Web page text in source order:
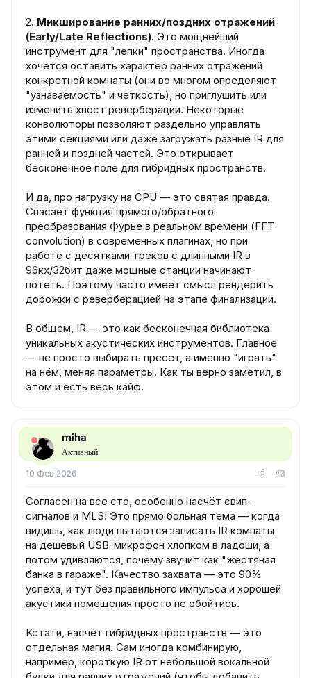
2. Микширование ранних/поздних отражений
(Early/Late Reflections). Это мощнейший
инструмент для "лепки" пространства. Иногда
хочется оставить характер ранних отражений
конкретной комнаты (они во многом определяют
"узнаваемость" и четкость), но приглушить или
изменить хвост реверберации. Некоторые
конволюторы позволяют раздельно управлять
этими секциями или даже загружать разные IR для
ранней и поздней частей. Это открывает
бесконечное поле для гибридных пространств.
И да, про нагрузку на CPU — это святая правда.
Спасает функция прямого/обратного
преобразования Фурье в реальном времени (FFT
convolution) в современных плагинах, но при
работе с десятками треков с длинными IR в
96кх/32бит даже мощные станции начинают
потеть. Поэтому часто имеет смысл рендерить
дорожки с реверберацией на этапе финализации.
В общем, IR — это как бесконечная библиотека
уникальных акустических инструментов. Главное
— не просто выбирать пресет, а именно "играть"
на нём, меняя параметры. Как ты верно заметил, в
этом и есть весь кайф.
miha
Активный
10 Фев 2026 #3
Согласен на все сто, особенно насчёт свип-
сигналов и MLS! Это прямо больная тема — когда
видишь, как люди пытаются записать IR комнаты
на дешёвый USB-микрофон хлопком в ладоши, а
потом удивляются, почему звучит как "жестяная
банка в гараже". Качество захвата — это 90%
успеха, и тут без правильного импульса и хорошей
акустики помещения просто не обойтись.
Кстати, насчёт гибридных пространств — это
отдельная магия. Сам иногда комбинирую,
например, короткую IR от небольшой вокальной